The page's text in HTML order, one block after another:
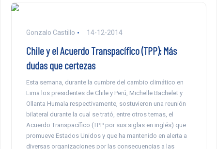
Gonzalo Castillo 14-12-2014
Chile y el Acuerdo Transpacífico (TPP): Más
dudas que certezas
Esta semana, durante la cumbre del cambio climático en
Lima los presidentes de Chile y Perú, Michelle Bachelet y
Ollanta Humala respectivamente, sostuvieron una reunión
bilateral durante la cual se trató, entre otros temas, el
Acuerdo Transpacífico (TPP por sus siglas en inglés) que
promueve Estados Unidos y que ha mantenido en alerta a
diversas organizaciones por las consecuencias a las